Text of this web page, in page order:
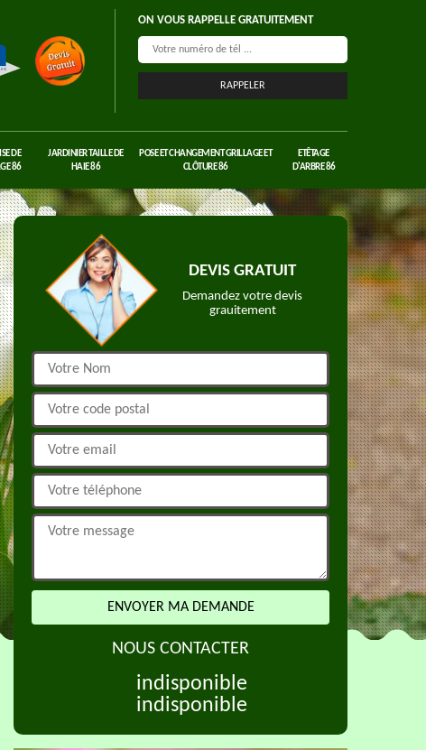
ON VOUS RAPPELLE GRATUITEMENT
DE
86
JARDINIER TAILLE DE
HAIE 86
POSE ET CHANGEMENT GRILLAGE ET
CLÔTURE 86
ETÊTAGE
D'ARBRE 86
DEVIS GRATUIT
Demandez votre devis
grauitement
NOUS CONTACTER
indisponible
indisponible